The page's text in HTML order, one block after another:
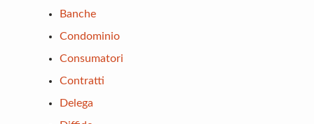
Banche
Condominio
Consumatori
Contratti
Delega